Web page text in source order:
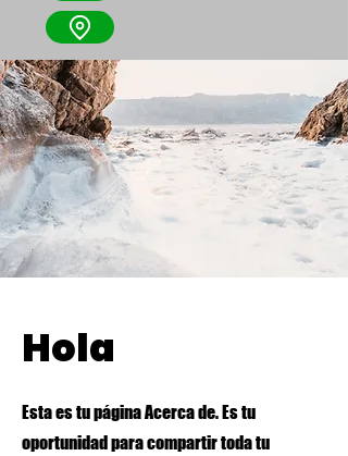
Hola
Esta es tu página Acerca de. Es tu
oportunidad para compartir toda tu